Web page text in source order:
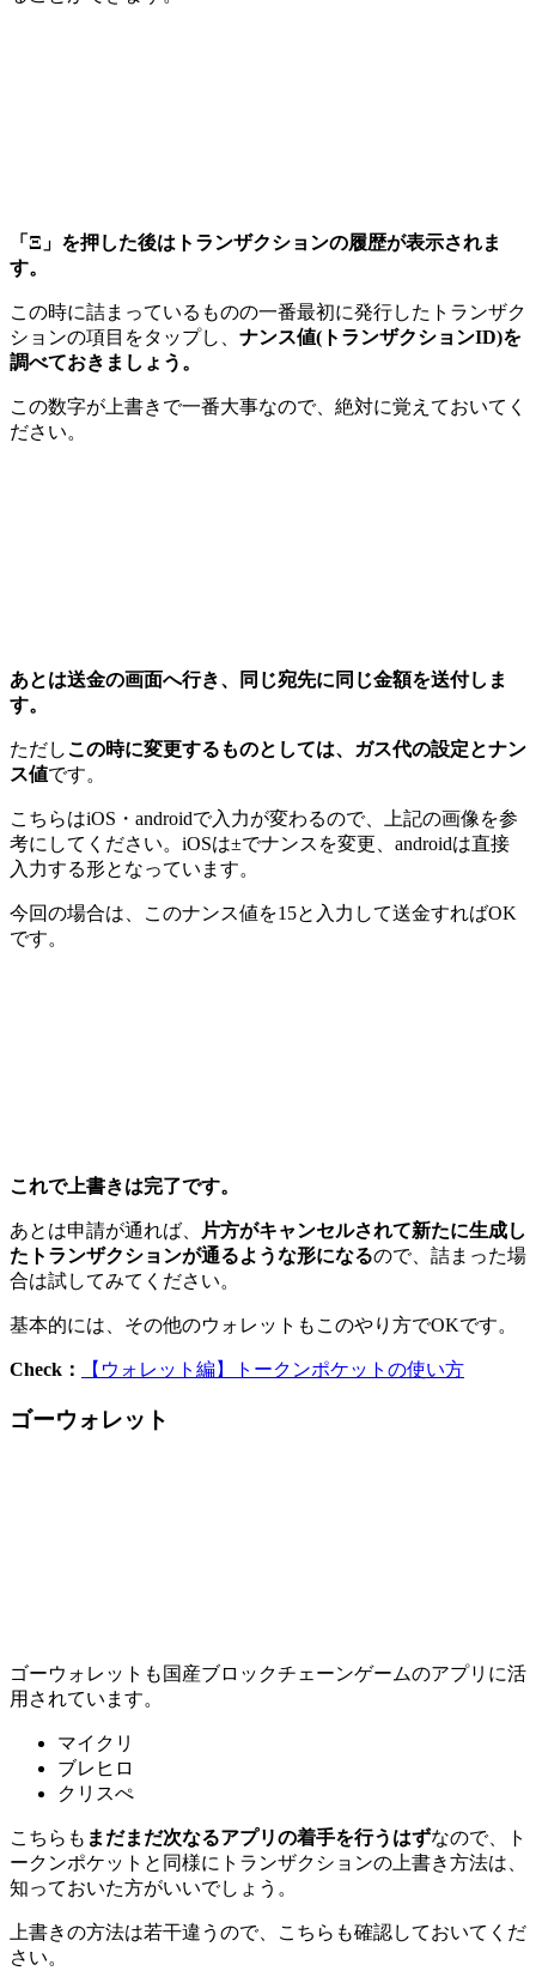
「Ξ」を押した後はトランザクションの履歴が表示されま
す。
この時に詰まっているものの一番最初に発行したトランザク
ションの項目をタップし、 ナンス値(トランザクションID)を
調べておきましょう。
この数字が上書きで一番大事なので、絶対に覚えておいてく
ださい。
あとは送金の画面へ行き、同じ宛先に同じ金額を送付しま
す。
ただしこの時に変更するものとしては、ガス代の設定とナン
ス値です。
こちらはiOS・androidで入力が変わるので、上記の画像を参
考にしてください。iOSは±でナンスを変更、androidは直接
入力する形となっています。
今回の場合は、このナンス値を15と入力して送金すればOK
です。
これで上書きは完了です。
あとは申請が通れば、
片方がキャンセルされて新たに生成し
たトランザクションが通るような形になるので、詰まった場
合は試してみてください。
基本的には、その他のウォレットもこのやり方でOKです。
Check： 【ウォレット編】トークンポケットの使い方
ゴーウォレット
ゴーウォレットも国産ブロックチェーンゲームのアプリに活
用されています。
マイクリ
ブレヒロ
クリスぺ
こちらも まだまだ次なるアプリの着手を行うはずなので、ト
ークンポケットと同様にトランザクションの上書き方法は、
知っておいた方がいいでしょう。
上書きの方法は若干違うので、こちらも確認しておいてくだ
さい。